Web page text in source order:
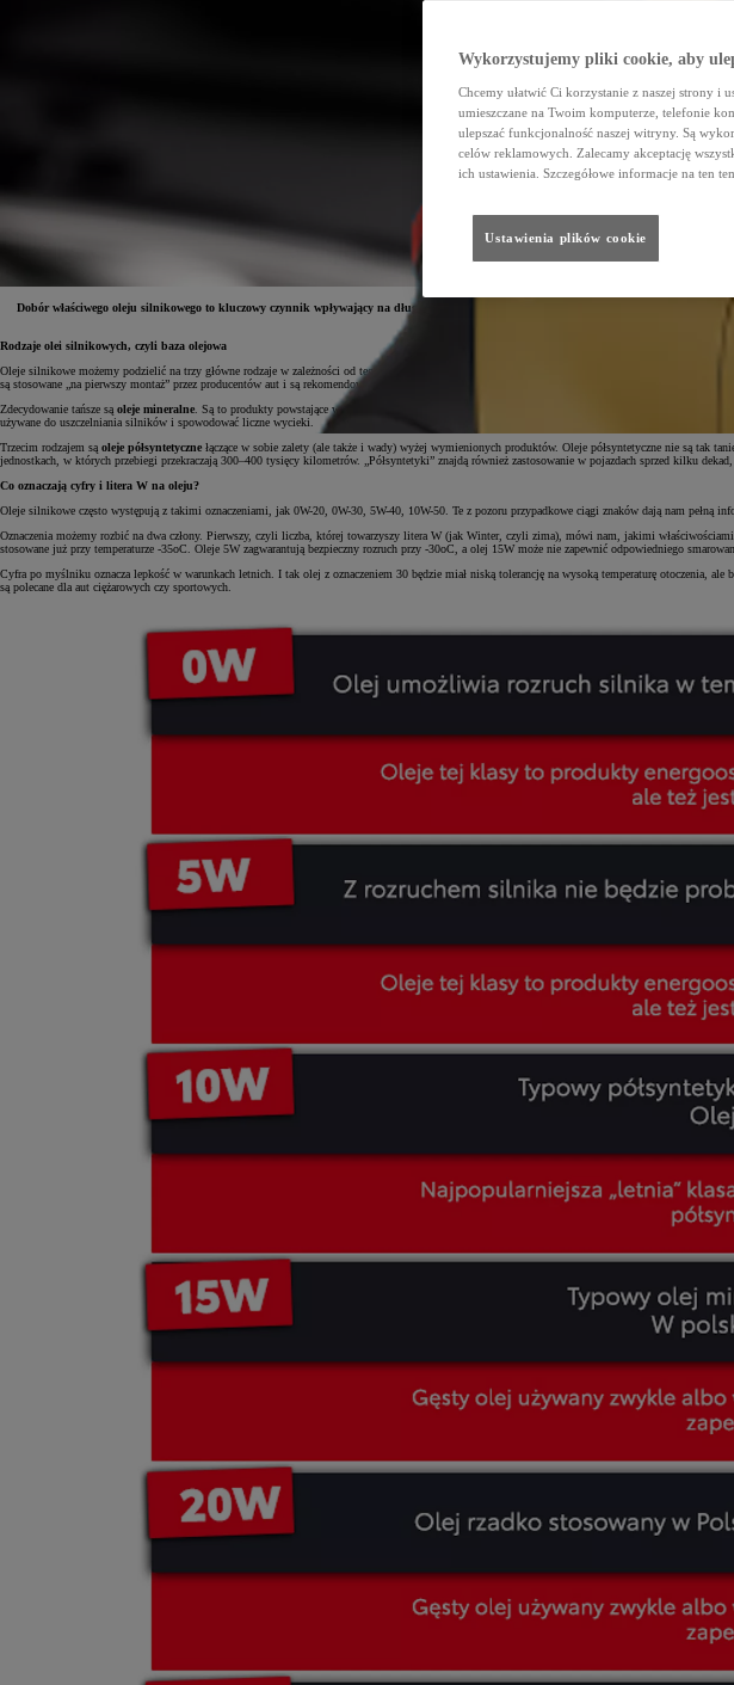
Dobór właściwego oleju silnikowego to kluczowy czynnik wpływający na długowieczność jednostki napędowej w Twoim aucie. Jak
Rodzaje olei silnikowych, czyli baza olejowa
Oleje silnikowe możemy podzielić na trzy główne rodzaje w zależności od tego, z jakich komponentów zostały wytworzone.
są stosowane „na pierwszy montaż” przez producentów aut i są rekomendowane także po okresie gwarancyjnym. Charakteryzują się najwyższą ceną.
Zdecydowanie tańsze są oleje mineralne . Są to produkty powstające w wyniku procesu rafinacji ropy naftowej. Z racji ich naturalnego pochodzenia
używane do uszczelniania silników i spowodować liczne wycieki.
Trzecim rodzajem są oleje półsyntetyczne łączące w sobie zalety (ale także i wady) wyżej wymienionych produktów. Oleje półsyntetyczne nie są tak
jednostkach, w których przebiegi przekraczają 300–400 tysięcy kilometrów. „Półsyntetyki” znajdą również zastosowanie w pojazdach sprzed kilku
Co oznaczają cyfry i litera W na oleju?
Oleje silnikowe często występują z takimi oznaczeniami, jak 0W-20, 0W-30, 5W-40, 10W-50. Te z pozoru przypadkowe ciągi znaków dają nam pełną
Oznaczenia możemy rozbić na dwa człony. Pierwszy, czyli liczba, której towarzyszy litera W (jak Winter, czyli zima), mówi nam, jakimi
stosowane już przy temperaturze -35oC. Oleje 5W zagwarantują bezpieczny rozruch przy -30oC, a olej 15W może nie zapewnić odpowiedniego
Cyfra po myślniku oznacza lepkość w warunkach letnich. I tak olej z oznaczeniem 30 będzie miał niską tolerancję na wysoką temperaturę otoczenia,
są polecane dla aut ciężarowych czy sportowych.
Wykorzystujemy pliki cookie, aby
Chcemy ułatwić Ci korzystanie z naszej strony i
umieszczane na Twoim komputerze, telefonie
ulepszać funkcjonalność naszej witryny. Są
celów reklamowych. Zalecamy akceptację
ich ustawienia. Szczegółowe informacje na ten
Ustawienia plików cookie